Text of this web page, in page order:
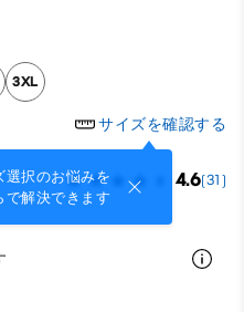
3XL
サイズを確認する
選択のお悩みを
で解決できます
4.6(31)